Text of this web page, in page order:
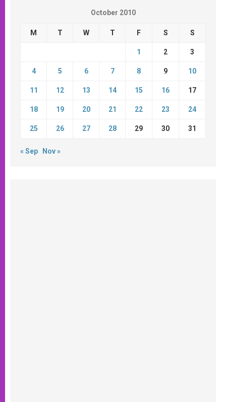
October 2010
M T W T F S S
1 2 3
4 5 6 7 8 9 10
11 12 13 14 15 16 17
18 19 20 21 22 23 24
25 26 27 28 29 30 31
« Sep Nov »